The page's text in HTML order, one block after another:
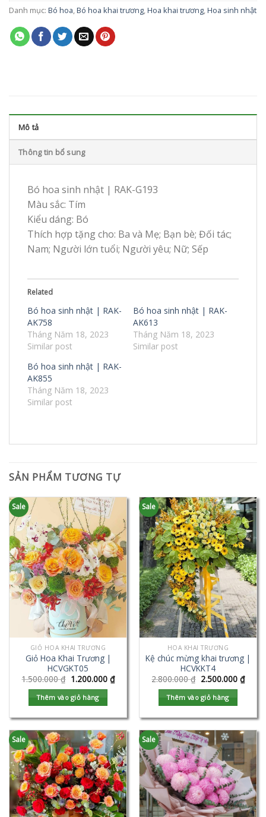
Danh mục: Bó hoa,Bó hoa khai trương,Hoa khai trương,Hoa sinh nhật
Mô tả
Thông tin bổ sung
Bó hoa sinh nhật | RAK-G193
Màu sắc: Tím
Kiểu dáng: Bó
Thích hợp tặng cho: Ba và Mẹ; Bạn bè; Đối tác;
Nam; Người lớn tuổi; Người yêu; Nữ; Sếp
Related
Bó hoa sinh nhật | RAK-
AK758
Tháng Năm 18, 2023
Similar post
Bó hoa sinh nhật | RAK-
AK613
Tháng Năm 18, 2023
Similar post
Bó hoa sinh nhật | RAK-
AK855
Tháng Năm 18, 2023
Similar post
SẢN PHẨM TƯƠNG TỰ
Sale
GIỎ HOA KHAI TRƯƠNG
Giỏ Hoa Khai Trương |
HCVGKT05
1.500.000₫ 1.200.000 ₫
Thêm vào giỏ hàng
Sale
HOA KHAI TRƯƠNG
Kệ chúc mừng khai trương |
HCVKKT4
2.800.000₫ 2.500.000 ₫
Thêm vào giỏ hàng
Sale Sale